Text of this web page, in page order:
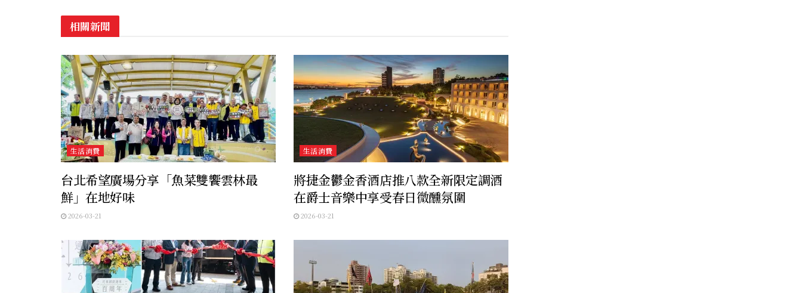
相關新聞
生活消費
台北希望廣場分享「魚菜雙饗雲林最
鮮」在地好味
2026-03-21
生活消費
將捷金鬱金香酒店推八款全新限定調酒
在爵士音樂中享受春日微醺氛圍
2026-03-21